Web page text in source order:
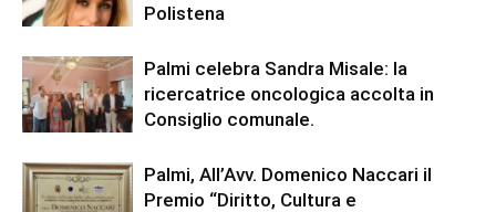
Polistena
Palmi celebra Sandra Misale: la
ricercatrice oncologica accolta in
Consiglio comunale.
Palmi, All’Avv. Domenico Naccari il
Premio “Diritto, Cultura e